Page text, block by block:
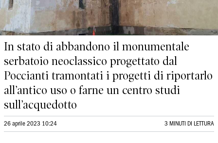
In stato di abbandono il monumentale
serbatoio neoclassico progettato dal
Poccianti tramontati i progetti di riportarlo
all’antico uso o farne un centro studi
sull’acquedotto
26 aprile 2023 10:24 3 MINUTI DI LETTURA